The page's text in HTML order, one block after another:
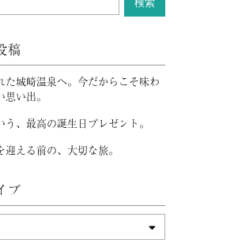
稿
た城崎温泉へ。今だからこそ味わ
い出。
、最高の誕生日プレゼント。
迎える前の、大切な旅。
ブ